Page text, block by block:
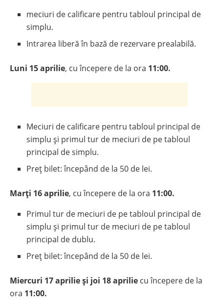
meciuri de calificare pentru tabloul principal de
simplu.
Intrarea liberă în bază de rezervare prealabilă.
Luni 15 aprilie, cu începere de la ora 11:00.
Meciuri de calificare pentru tabloul principal de
simplu și primul tur de meciuri de pe tabloul
principal de simplu.
Preț bilet: începând de la 50 de lei.
Marţi 16 aprilie, cu începere de la ora 11:00.
Primul tur de meciuri de pe tabloul principal de
simplu și primul tur de meciuri de pe tabloul
principal de dublu.
Preț bilet: începând de la 50 de lei.
Miercuri 17 aprilieși joi 18 aprilie cu începere de la
ora 11:00.